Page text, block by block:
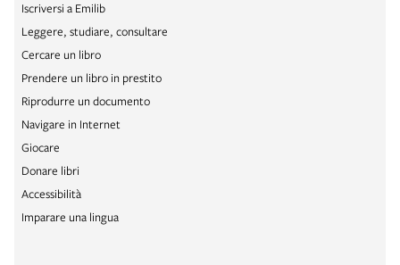
Iscriversi a Emilib
Leggere, studiare, consultare
Cercare un libro
Prendere un libro in prestito
Riprodurre un documento
Navigare in Internet
Giocare
Donare libri
Accessibilità
Imparare una lingua